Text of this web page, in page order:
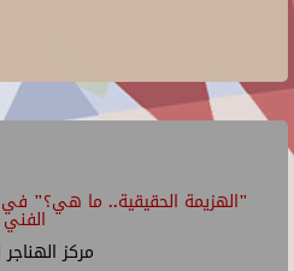
"الهزيمة الحقيقية.. ما هي؟" في
الفني
مركز